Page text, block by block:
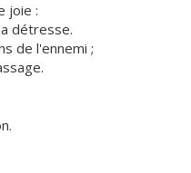
joie :
détresse.
de l'ennemi ;